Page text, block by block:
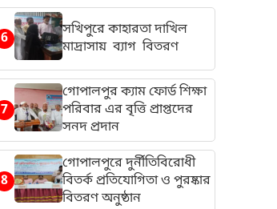
6
সখিপুরে কাহারতা দাখিল
মাদ্রাসায় ব্যাগ বিতরণ
7
গোপালপুর ক্যাম ফোর্ড শিক্ষা
পরিবার এর বৃত্তি প্রাপ্তদের
সনদ প্রদান
8
গোপালপুরে দুর্নীতিবিরোধী
বিতর্ক প্রতিযোগিতা ও পুরষ্কার
বিতরণ অনুষ্ঠান